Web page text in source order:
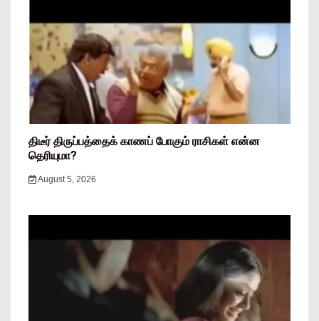
திடீர் திருப்பத்தைக் காணப் போகும் ராசிகள் என்ன
தெரியுமா?
August 5, 2026